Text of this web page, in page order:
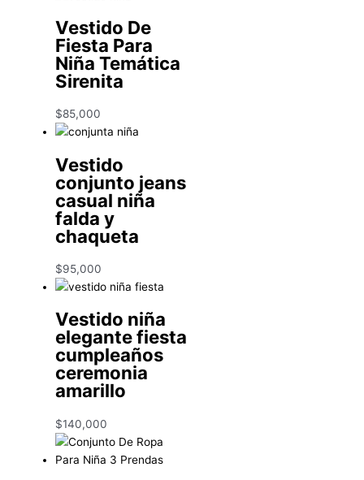
Vestido De
Fiesta Para
Niña Temática
Sirenita
$85,000
Vestido
conjunto jeans
casual niña
falda y
chaqueta
$95,000
Vestido niña
elegante fiesta
cumpleaños
ceremonia
amarillo
$140,000